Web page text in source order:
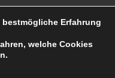
Erfahrung
welche Cookies